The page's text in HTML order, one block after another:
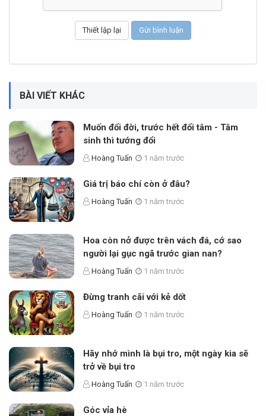
BÀI VIẾT KHÁC
Muốn đổi đời, trước hết đổi tâm - Tâm
sinh thì tướng đổi
Hoàng Tuấn 1 năm trước
Giá trị báo chí còn ở đâu?
Hoàng Tuấn 1 năm trước
Hoa còn nở được trên vách đá, cớ sao
người lại gục ngã trước gian nan?
Hoàng Tuấn 1 năm trước
Đừng tranh cãi với kẻ dốt
Hoàng Tuấn 1 năm trước
Hãy nhớ mình là bụi tro, một ngày kia sẽ
trở về bụi tro
Hoàng Tuấn 1 năm trước
Góc vỉa hè